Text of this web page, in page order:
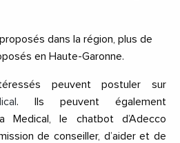
dans la région, plus de
en Haute-Garonne.
peuvent postuler sur
. Ils peuvent également
Medical, le chatbot d’Adecco
de conseiller, d’aider et de